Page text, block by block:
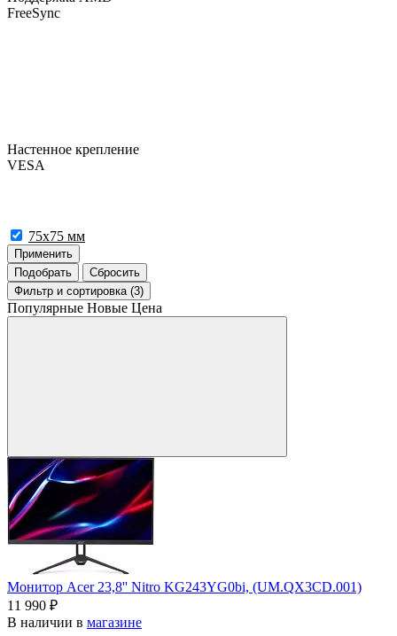
FreeSync
Настенное крепление
VESA
75x75 мм
Применить
Подобрать
Сбросить
Фильтр и сортировка (3)
Популярные Новые Цена
Монитор Acer 23,8'' Nitro KG243YG0bi, (UM.QX3CD.001)
11 990 ₽
В наличии в магазине